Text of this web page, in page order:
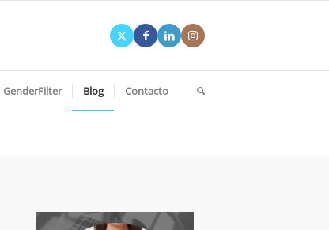
GenderFilter Blog Contacto